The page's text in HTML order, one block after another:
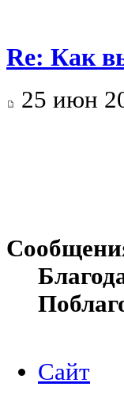
Re: Как
25 июн
Сайт